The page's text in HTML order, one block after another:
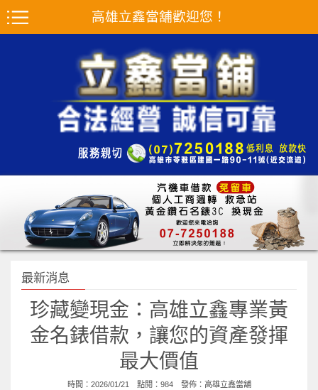
高雄立鑫當舖歡迎您！
最新消息
珍藏變現金：高雄立鑫專業黃
金名錶借款，讓您的資產發揮
最大價值
時間：2026/01/21 點閱：984 發佈： 高雄立鑫當舖